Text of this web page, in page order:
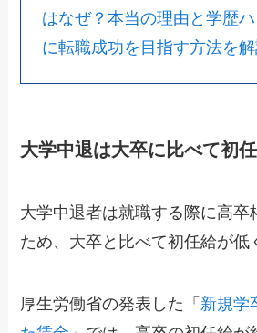
はなぜ？本当の理由と学歴
に転職成功を目指す方法を
大学中退は大卒に比べて初
大学中退者は就職する際に高卒
ため、大卒と比べて初任給が低
厚生労働省の発表した「 新規学